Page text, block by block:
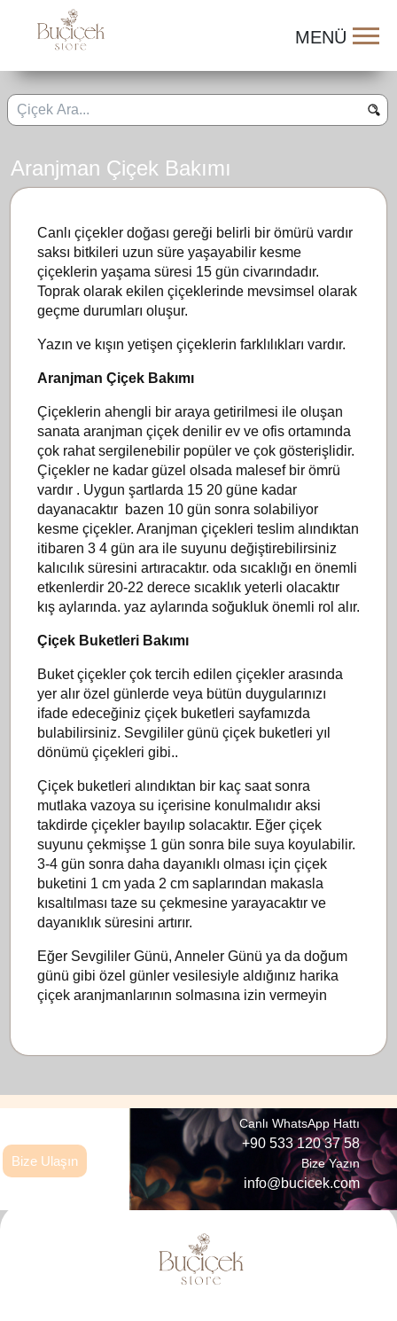
Aranjman Çiçek Bakımı
Canlı çiçekler doğası gereği belirli bir ömürü vardır
saksı bitkileri uzun süre yaşayabilir kesme
çiçeklerin yaşama süresi 15 gün civarındadır.
Toprak olarak ekilen çiçeklerinde mevsimsel olarak
geçme durumları oluşur.
Yazın ve kışın yetişen çiçeklerin farklılıkları vardır.
Aranjman Çiçek Bakımı
Çiçeklerin ahengli bir araya getirilmesi ile oluşan
sanata aranjman çiçek denilir ev ve ofis ortamında
çok rahat sergilenebilir popüler ve çok gösterişlidir.
Çiçekler ne kadar güzel olsada malesef bir ömrü
vardır . Uygun şartlarda 15 20 güne kadar
dayanacaktır bazen 10 gün sonra solabiliyor
kesme çiçekler. Aranjman çiçekleri teslim alındıktan
itibaren 3 4 gün ara ile suyunu değiştirebilirsiniz
kalıcılık süresini artıracaktır. oda sıcaklığı en önemli
etkenlerdir 20-22 derece sıcaklık yeterli olacaktır
kış aylarında. yaz aylarında soğukluk önemli rol alır.
Çiçek Buketleri Bakımı
Buket çiçekler çok tercih edilen çiçekler arasında
yer alır özel günlerde veya bütün duygularınızı
ifade edeceğiniz çiçek buketleri sayfamızda
bulabilirsiniz. Sevgililer günü çiçek buketleri yıl
dönümü çiçekleri gibi..
Çiçek buketleri alındıktan bir kaç saat sonra
mutlaka vazoya su içerisine konulmalıdır aksi
takdirde çiçekler bayılıp solacaktır. Eğer çiçek
suyunu çekmişse 1 gün sonra bile suya koyulabilir.
3-4 gün sonra daha dayanıklı olması için çiçek
buketini 1 cm yada 2 cm saplarından makasla
kısaltılması taze su çekmesine yarayacaktır ve
dayanıklık süresini artırır.
Eğer Sevgililer Günü, Anneler Günü ya da doğum
günü gibi özel günler vesilesiyle aldığınız harika
çiçek aranjmanlarının solmasına izin vermeyin
Bize Ulaşın
Canlı WhatsApp Hattı
+90 533 120 37 58
Bize Yazın
info@bucicek.com